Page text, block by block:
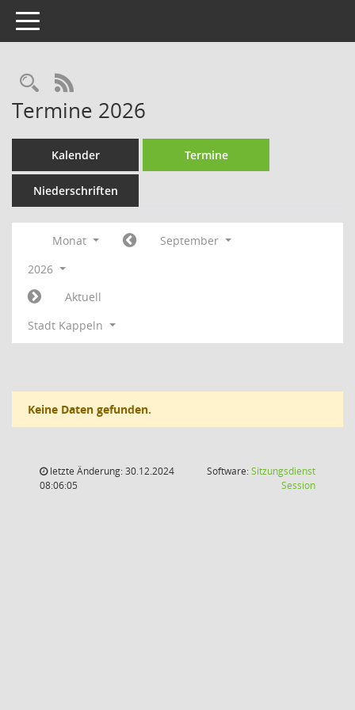
Toggle navigation
Rechercheauswahl
RSS-Feed
Termine 2026
Kalender Termine
Niederschriften
Monat
September
2026
Aktuell
Stadt Kappeln
Keine Daten gefunden.
letzte Änderung: 30.12.2024
08:06:05
Software:Sitzungsdienst
Session(Wird in